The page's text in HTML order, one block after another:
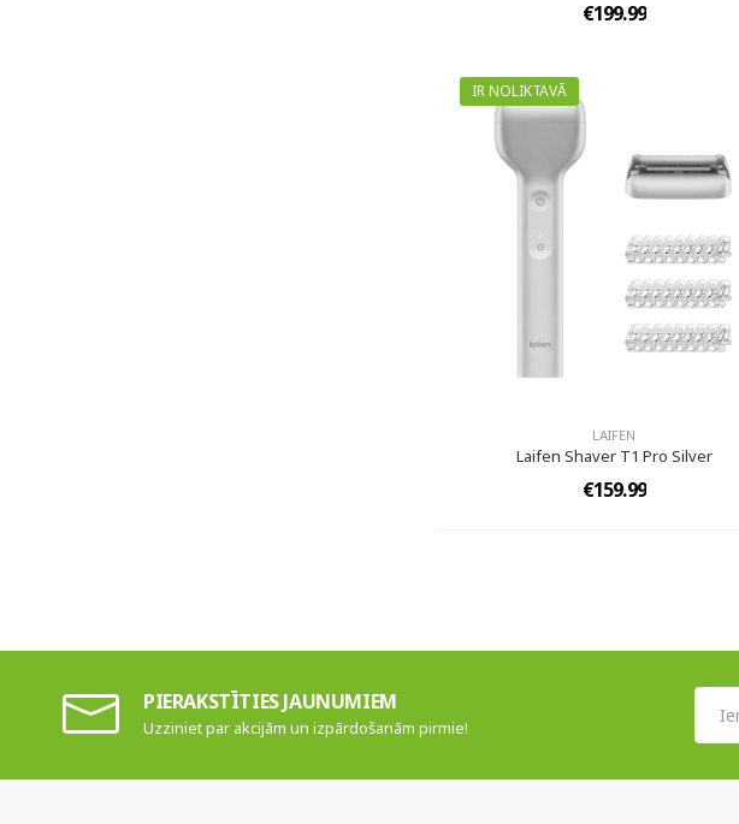
€199.99
IR NOLIKTAVĀ
LAIFEN
Laifen Shaver T1 Pro Silver
€159.99
PIERAKSTĪTIES JAUNUMIEM
Uzziniet par akcijām un izpārdošanām pirmie!